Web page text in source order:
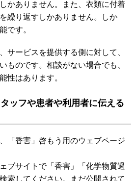
かありません。また、衣類に付着
繰り返すしかありません。しか
です。
サービスを提供する側に対して、
ものです。相談がない場合でも、
性はあります。
ッフや患者や利用者に伝える
「香害」啓もう用のウェブページ
ブサイトで「香害」「化学物質過
索してください。まだ公開されて